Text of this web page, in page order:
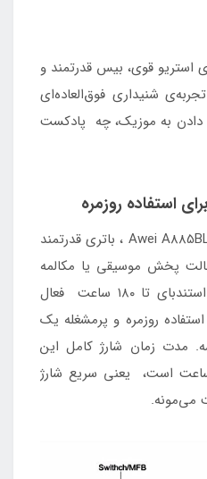
قوی، بیس قدرتمند و
شنیداری فوق‌العاده‌ای
به موزیک، چه پادکست
استفاده روزمره
یکی از ویژگی‌های برجسته Awei A885BL ، باتری قدرتمند
در حالت پخش موسیقی یا مکالمه
مداومه. همچنین در حالت استندبای تا ۱۸۰ ساعت فعال
روزمره و پرمشغله یک
زمان شارژ کامل این
هم تنها حدود ۲ ساعت است، یعنی سریع شارژ
می‌مونه.